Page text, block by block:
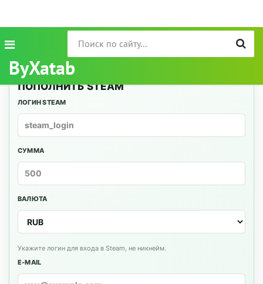
ByXatab
ПОПОЛНИТЬ STEAM
ЛОГИН STEAM
СУММА
ВАЛЮТА
Укажите логин для входа в Steam, не никнейм.
E-MAIL